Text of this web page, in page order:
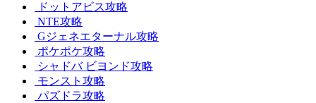
ドットアビス攻略
NTE攻略
Gジェネエターナル攻略
ポケポケ攻略
シャドバ ビヨンド攻略
モンスト攻略
パズドラ攻略